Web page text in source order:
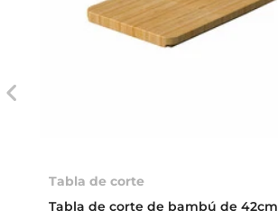
Tabla de corte
Tabla de corte de bambú de 42cm